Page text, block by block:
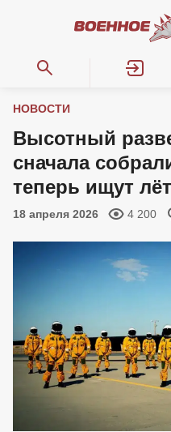
НОВОСТИ
Высотный
сначала
теперь ищут
18 апреля 2026 4 200